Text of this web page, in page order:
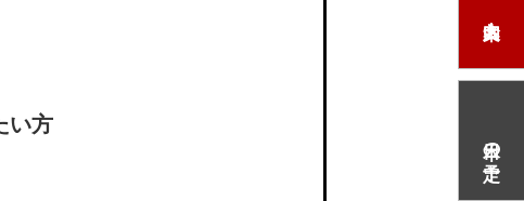
本日の予定
い方